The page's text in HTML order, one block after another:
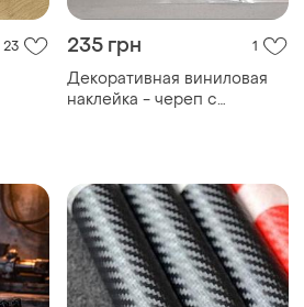
23 235 грн 1
Декоративная виниловая
наклейка - череп с